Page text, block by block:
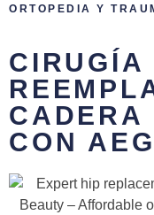
ORTOPEDIA Y
CIRUGÍA
CADERA
CON